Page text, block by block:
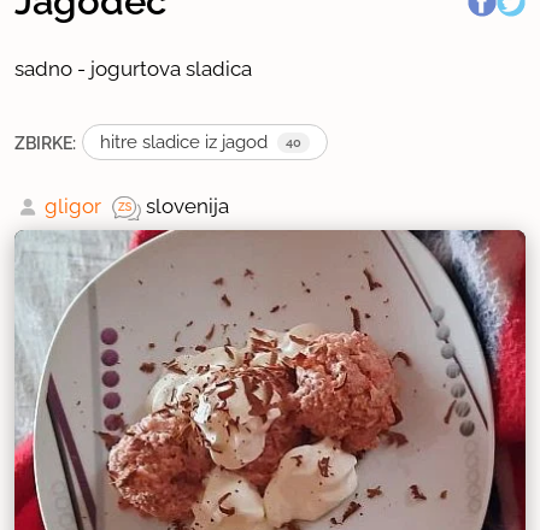
sadno - jogurtova sladica
ZBIRKE: hitre sladice iz jagod 40
gligor slovenija